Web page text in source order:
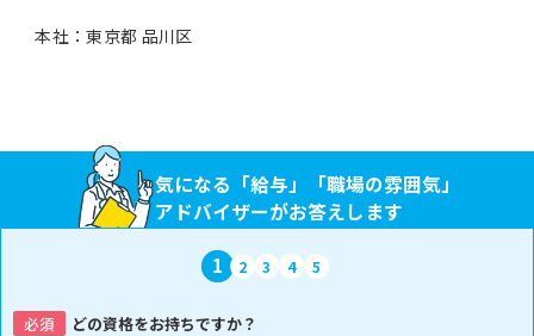
本社：東京都 品川区
気になる「給与」「職場の雰囲気」
アドバイザーがお答えします
1 2 3 4 5
必須 どの資格をお持ちですか？